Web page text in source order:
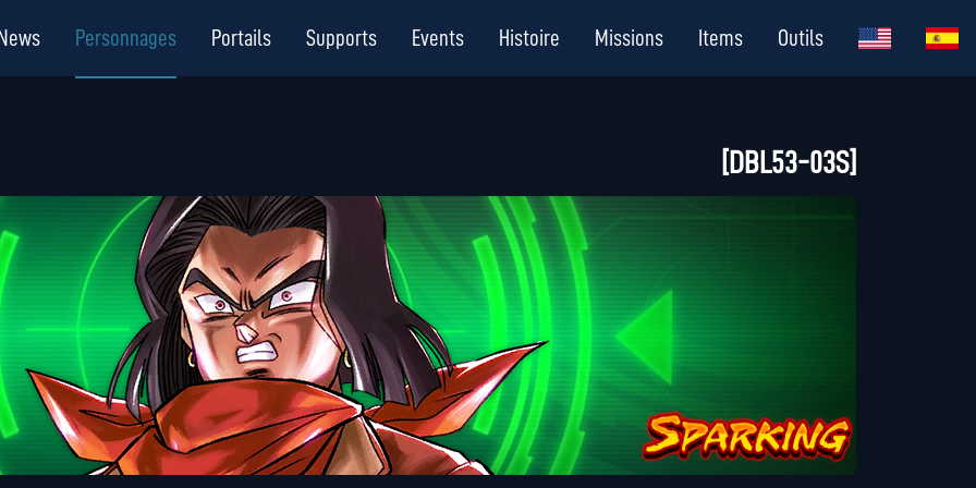
Personnages Portails Supports Events Histoire Missions Items Outils
[DBL53-03S]